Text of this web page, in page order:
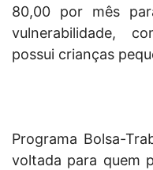
80,00 por mês
vulnerabilidade,
possui crianças
Programa Bolsa-
voltada para quem